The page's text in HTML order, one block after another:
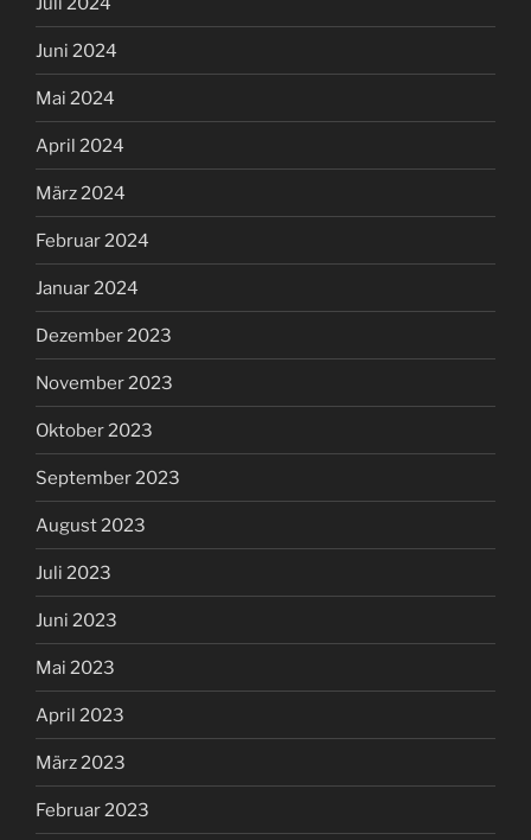
Juni 2024
Mai 2024
April 2024
März 2024
Februar 2024
Januar 2024
Dezember 2023
November 2023
Oktober 2023
September 2023
August 2023
Juli 2023
Juni 2023
Mai 2023
April 2023
März 2023
Februar 2023